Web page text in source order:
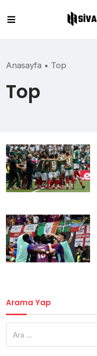
content
Anasayfa • Top
Top
Arama Yap